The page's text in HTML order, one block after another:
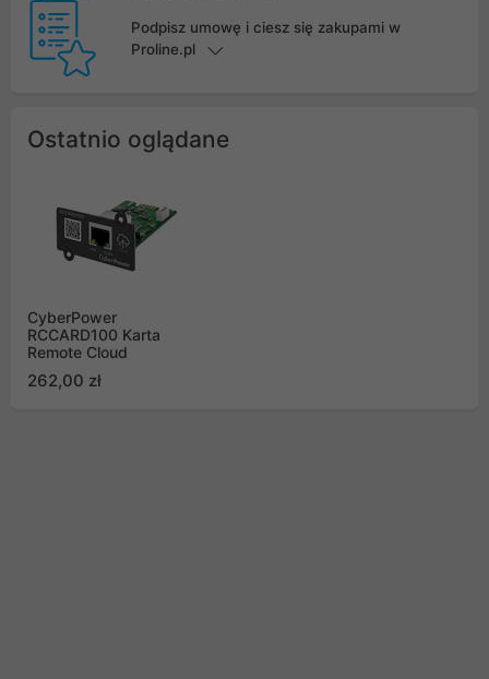
Podpisz umowę i ciesz się zakupami w
Proline.pl
Ostatnio oglądane
CyberPower
RCCARD100 Karta
Remote Cloud
262,00 zł